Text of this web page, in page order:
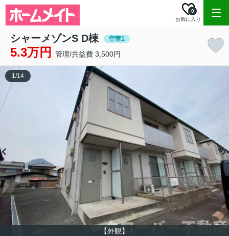
お気に入り
0
シャーメゾンS D棟 空室1
5.3万円 管理/共益費 3,500円
【外観】
1/14